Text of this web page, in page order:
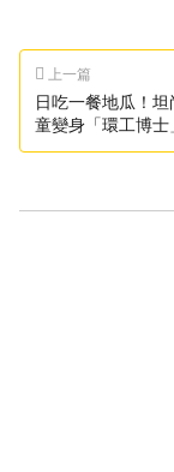
上一篇
日吃一餐地瓜！坦
童變身「環工博士
詞感動萬人